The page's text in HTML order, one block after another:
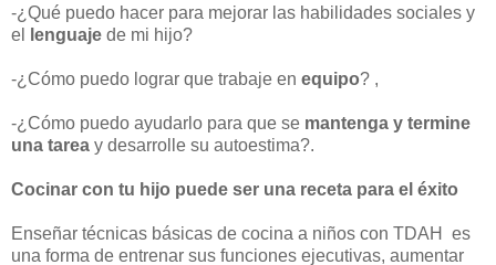
-¿Qué puedo hacer para mejorar las habilidades sociales y
el
lenguaje de mi hijo?
-¿Cómo puedo lograr que trabaje en equipo? ,
-¿Cómo puedo ayudarlo para que se mantenga y termine
una tarea y desarrolle su autoestima?.
Cocinar con tu hijo puede ser una receta para el éxito
Enseñar técnicas básicas de cocina a niños con TDAH es
una forma de entrenar sus funciones ejecutivas, aumentar